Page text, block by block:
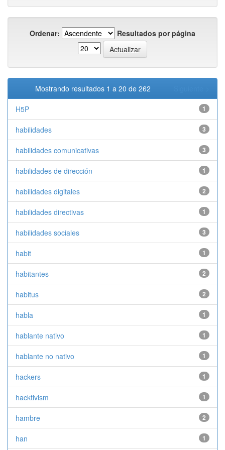
Ordenar: Resultados por página
Mostrando resultados 1 a 20 de 262
H5P 1
habilidades 3
habilidades comunicativas 3
habilidades de dirección 1
habilidades digitales 2
habilidades directivas 1
habilidades sociales 3
habit 1
habitantes 2
habitus 2
habla 1
hablante nativo 1
hablante no nativo 1
hackers 1
hacktivism 1
hambre 2
han 1